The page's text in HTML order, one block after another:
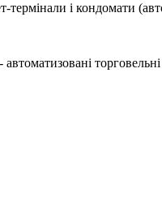
і кондомати